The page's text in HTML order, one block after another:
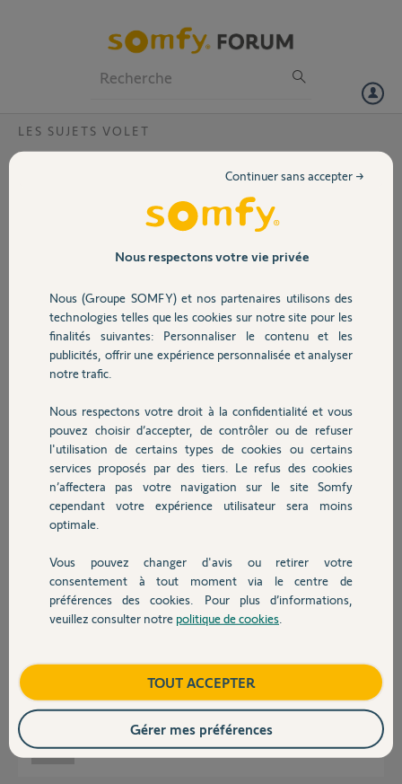
Volet
Sécurité
Domotique
Chauffage
Autres produits
Devis avec un pro
Contact
LES SUJETS VOLET
Problème de remontée du volet
après avoir arrêté le volet avant la position basse (à mi-course).
Impossible de le faire remonter.
Il faut le faire descendre jusqu'en bas
Merci de votre aide
patrick P.
il y a plus de 6 ans
Réponses
Probablement un moteur somfy ilmo avec fin de cours automatique
problème électronique pas grand-chose a faire a moins d’avoir la pièce
n'ayant pas encore démonté, je n'ai pas la référence du moteur.
patrick P. il y a plus de 6 ans
Nous respectons votre vie privée
Nous (Groupe SOMFY) et nos partenaires utilisons des
technologies telles que les cookies sur notre site pour les
finalités suivantes: Personnaliser le contenu et les
publicités, offrir une expérience personnalisée et analyser
notre trafic.
Nous respectons votre droit à la confidentialité et vous
pouvez choisir d’accepter, de contrôler ou de refuser
l'utilisation de certains types de cookies ou certains
services proposés par des tiers. Le refus des cookies
n’affectera pas votre navigation sur le site Somfy
cependant votre expérience utilisateur sera moins
optimale.
Vous pouvez changer d'avis ou retirer votre
consentement à tout moment via le centre de
préférences des cookies. Pour plus d’informations,
veuillez consulter notre politique de cookies
Continuer sans accepter →
TOUT ACCEPTER
Gérer mes préférences